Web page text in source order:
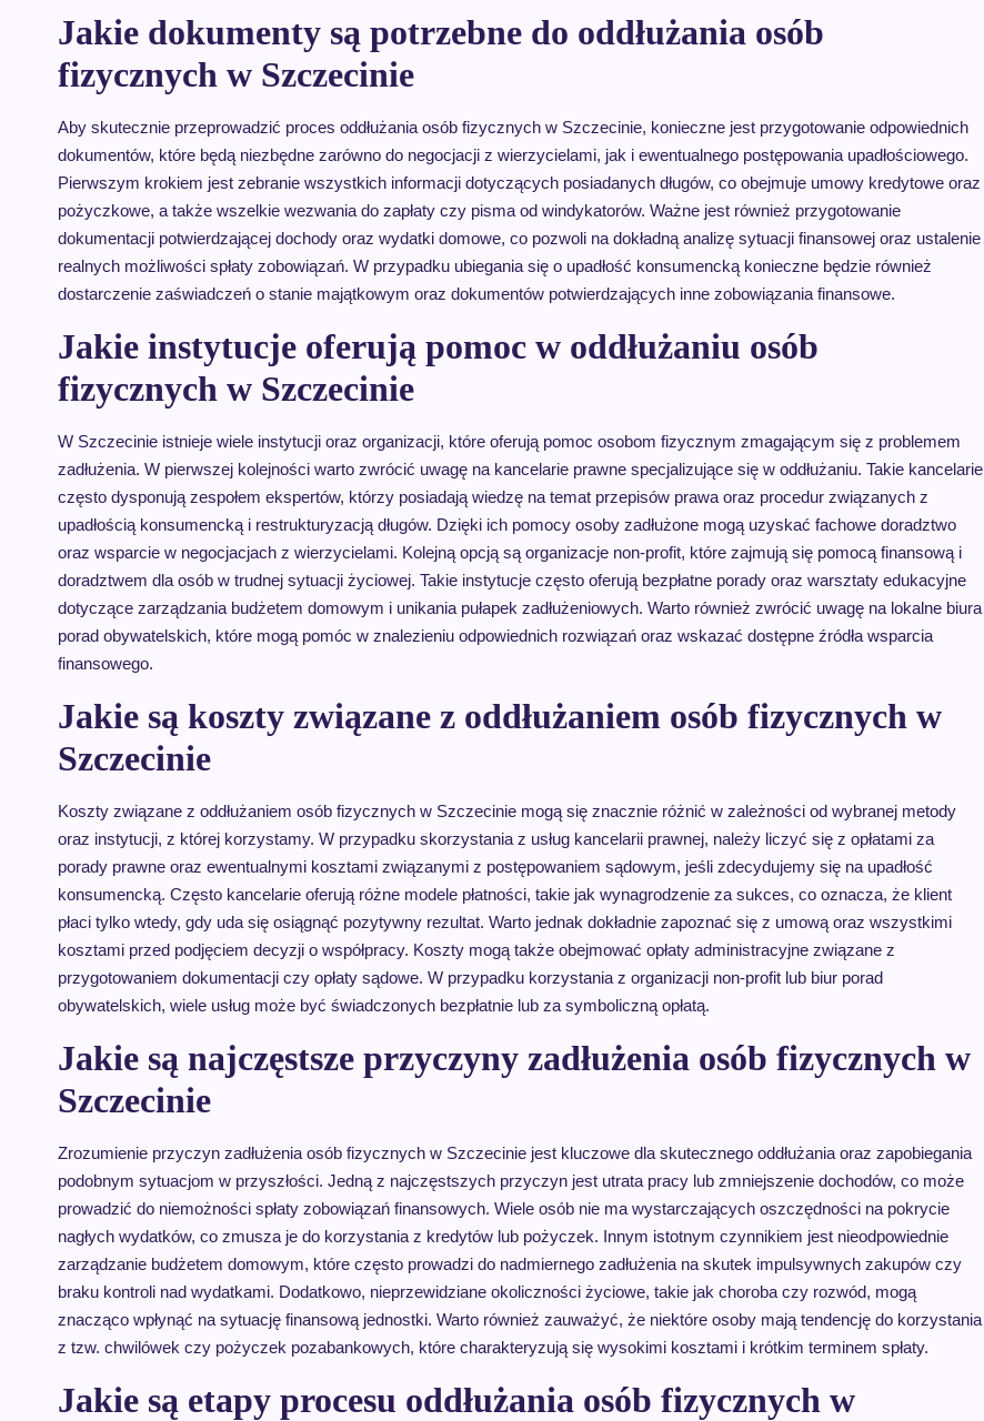
Jakie dokumenty są potrzebne do oddłużania osób
fizycznych w Szczecinie
Aby skutecznie przeprowadzić proces oddłużania osób fizycznych w Szczecinie, konieczne jest przygotowanie odpowiednich
dokumentów, które będą niezbędne zarówno do negocjacji z wierzycielami, jak i ewentualnego postępowania upadłościowego.
Pierwszym krokiem jest zebranie wszystkich informacji dotyczących posiadanych długów, co obejmuje umowy kredytowe oraz
pożyczkowe, a także wszelkie wezwania do zapłaty czy pisma od windykatorów. Ważne jest również przygotowanie
dokumentacji potwierdzającej dochody oraz wydatki domowe, co pozwoli na dokładną analizę sytuacji finansowej oraz ustalenie
realnych możliwości spłaty zobowiązań. W przypadku ubiegania się o upadłość konsumencką konieczne będzie również
dostarczenie zaświadczeń o stanie majątkowym oraz dokumentów potwierdzających inne zobowiązania finansowe.
Jakie instytucje oferują pomoc w oddłużaniu osób
fizycznych w Szczecinie
W Szczecinie istnieje wiele instytucji oraz organizacji, które oferują pomoc osobom fizycznym zmagającym się z problemem
zadłużenia. W pierwszej kolejności warto zwrócić uwagę na kancelarie prawne specjalizujące się w oddłużaniu. Takie kancelarie
często dysponują zespołem ekspertów, którzy posiadają wiedzę na temat przepisów prawa oraz procedur związanych z
upadłością konsumencką i restrukturyzacją długów. Dzięki ich pomocy osoby zadłużone mogą uzyskać fachowe doradztwo
oraz wsparcie w negocjacjach z wierzycielami. Kolejną opcją są organizacje non-profit, które zajmują się pomocą finansową i
doradztwem dla osób w trudnej sytuacji życiowej. Takie instytucje często oferują bezpłatne porady oraz warsztaty edukacyjne
dotyczące zarządzania budżetem domowym i unikania pułapek zadłużeniowych. Warto również zwrócić uwagę na lokalne biura
porad obywatelskich, które mogą pomóc w znalezieniu odpowiednich rozwiązań oraz wskazać dostępne źródła wsparcia
finansowego.
Jakie są koszty związane z oddłużaniem osób fizycznych w
Szczecinie
Koszty związane z oddłużaniem osób fizycznych w Szczecinie mogą się znacznie różnić w zależności od wybranej metody
oraz instytucji, z której korzystamy. W przypadku skorzystania z usług kancelarii prawnej, należy liczyć się z opłatami za
porady prawne oraz ewentualnymi kosztami związanymi z postępowaniem sądowym, jeśli zdecydujemy się na upadłość
konsumencką. Często kancelarie oferują różne modele płatności, takie jak wynagrodzenie za sukces, co oznacza, że klient
płaci tylko wtedy, gdy uda się osiągnąć pozytywny rezultat. Warto jednak dokładnie zapoznać się z umową oraz wszystkimi
kosztami przed podjęciem decyzji o współpracy. Koszty mogą także obejmować opłaty administracyjne związane z
przygotowaniem dokumentacji czy opłaty sądowe. W przypadku korzystania z organizacji non-profit lub biur porad
obywatelskich, wiele usług może być świadczonych bezpłatnie lub za symboliczną opłatą.
Jakie są najczęstsze przyczyny zadłużenia osób fizycznych w
Szczecinie
Zrozumienie przyczyn zadłużenia osób fizycznych w Szczecinie jest kluczowe dla skutecznego oddłużania oraz zapobiegania
podobnym sytuacjom w przyszłości. Jedną z najczęstszych przyczyn jest utrata pracy lub zmniejszenie dochodów, co może
prowadzić do niemożności spłaty zobowiązań finansowych. Wiele osób nie ma wystarczających oszczędności na pokrycie
nagłych wydatków, co zmusza je do korzystania z kredytów lub pożyczek. Innym istotnym czynnikiem jest nieodpowiednie
zarządzanie budżetem domowym, które często prowadzi do nadmiernego zadłużenia na skutek impulsywnych zakupów czy
braku kontroli nad wydatkami. Dodatkowo, nieprzewidziane okoliczności życiowe, takie jak choroba czy rozwód, mogą
znacząco wpłynąć na sytuację finansową jednostki. Warto również zauważyć, że niektóre osoby mają tendencję do korzystania
z tzw. chwilówek czy pożyczek pozabankowych, które charakteryzują się wysokimi kosztami i krótkim terminem spłaty.
Jakie są etapy procesu oddłużania osób fizycznych w